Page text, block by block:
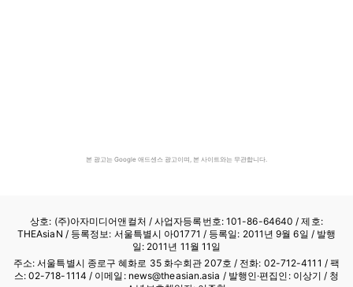
본 광고는 Google 애드센스 광고이며, 본 사이트와는 무관합니다.
상호: (주)아자미디어앤컬처 /사업자등록번호: 101-86-64640 / 제호:
THEAsiaN / 등록정보: 서울특별시 아01771 / 등록일: 2011년 9월 6일 / 발행
일: 2011년 11월 11일
주소: 서울특별시 종로구 혜화로 35 화수회관 207호 / 전화: 02-712-4111 / 팩
스: 02-718-1114 / 이메일: news@theasian.asia / 발행인·편집인: 이상기 / 청